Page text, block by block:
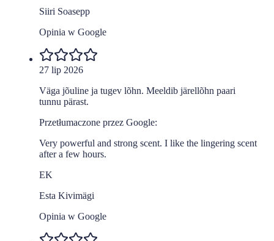
Siiri Soasepp
Opinia w Google
27 lip 2026
Väga jõuline ja tugev lõhn. Meeldib järellõhn paari
tunnu pärast.
Przetłumaczone przez Google:
Very powerful and strong scent. I like the lingering scent
after a few hours.
EK
Esta Kivimägi
Opinia w Google